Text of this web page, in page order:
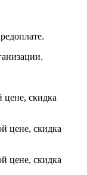
цене, скидка
цене, скидка
цене, скидка